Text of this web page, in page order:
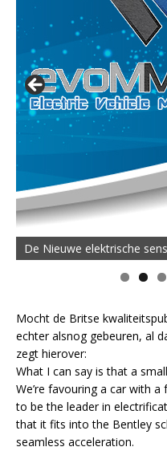
De Nieuwe elektrische
Mocht de Britse
echter alsnog gebeuren, al
zegt hierover:
What I can say is that a
We’re favouring a car with
to be the leader in
that it fits into the Bentley
seamless acceleration.